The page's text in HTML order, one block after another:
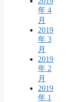
年 4
月
2019
年 3
月
2019
年 2
月
2019
年 1